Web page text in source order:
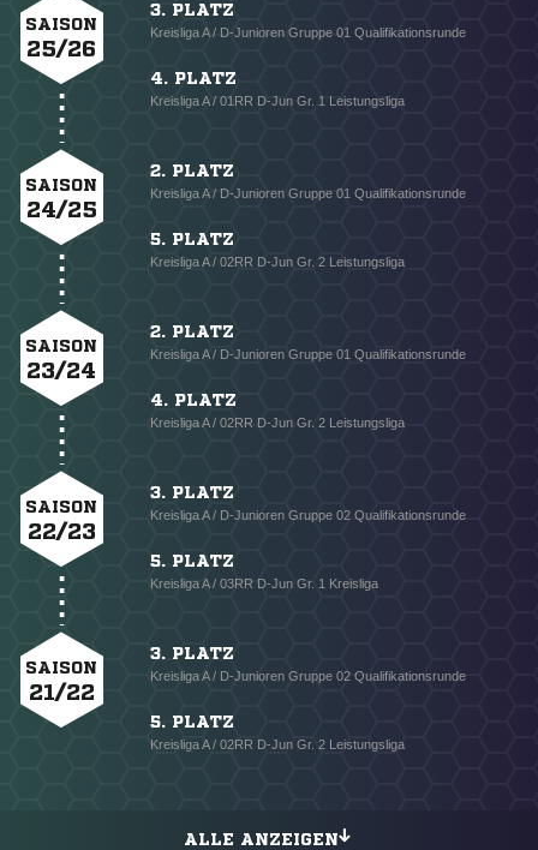
SAISON
25/26
3. PLATZ
Kreisliga A / D-Junioren Gruppe 01 Qualifikationsrunde
4. PLATZ
Kreisliga A / 01RR D-Jun Gr. 1 Leistungsliga
SAISON
24/25
2. PLATZ
Kreisliga A / D-Junioren Gruppe 01 Qualifikationsrunde
5. PLATZ
Kreisliga A / 02RR D-Jun Gr. 2 Leistungsliga
SAISON
23/24
2. PLATZ
Kreisliga A / D-Junioren Gruppe 01 Qualifikationsrunde
4. PLATZ
Kreisliga A / 02RR D-Jun Gr. 2 Leistungsliga
SAISON
22/23
3. PLATZ
Kreisliga A / D-Junioren Gruppe 02 Qualifikationsrunde
5. PLATZ
Kreisliga A / 03RR D-Jun Gr. 1 Kreisliga
SAISON
21/22
3. PLATZ
Kreisliga A / D-Junioren Gruppe 02 Qualifikationsrunde
5. PLATZ
Kreisliga A / 02RR D-Jun Gr. 2 Leistungsliga
ALLE ANZEIGEN